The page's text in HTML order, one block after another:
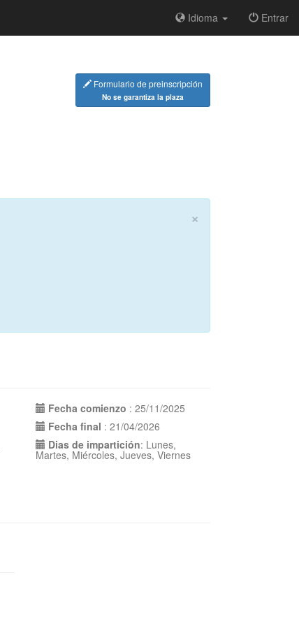
Idioma Entrar
Formulario de preinscripción
No se garantiza la plaza
×
Fecha comienzo : 25/11/2025
Fecha final : 21/04/2026
Dias de impartición: Lunes,
Martes, Miércoles, Jueves, Viernes